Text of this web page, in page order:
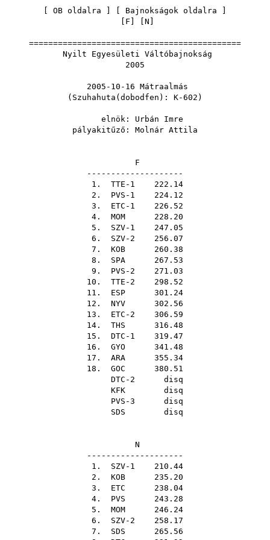
OB oldalra Bajnokságok oldalra
F N
============================================
Nyilt Egyesületi Váltóbajnokság
2005
2005-10-16 Mátraalmás
(Szuhahuta(dobodfen): K-602)
elnök: Urbán Imre
pályakitűző: Molnár Attila
F
--------------------
1. TTE-1 222.14
2. PVS-1 224.12
3. ETC-1 226.52
4. MOM 228.20
5. SZV-1 247.05
6. SZV-2 256.07
7. KOB 260.38
8. SPA 267.53
9. PVS-2 271.03
10. TTE-2 298.52
11. ESP 301.24
12. NYV 302.56
13. ETC-2 306.59
14. THS 316.48
15. DTC-1 319.47
16. GYO 341.48
17. ARA 355.34
18. GOC 380.51
DTC-2 disq
KFK disq
PVS-3 disq
SDS disq
N
--------------------
1. SZV-1 210.44
2. KOB 235.20
3. ETC 238.04
4. PVS 243.28
5. MOM 246.24
6. SZV-2 258.17
7. SDS 265.56